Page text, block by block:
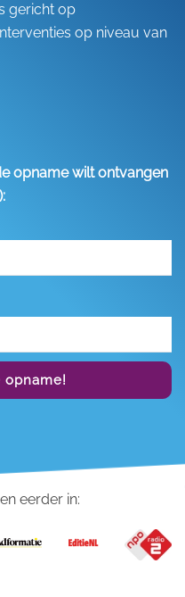
gericht op
op niveau van
opname wilt ontvangen
opname!
eerder in: